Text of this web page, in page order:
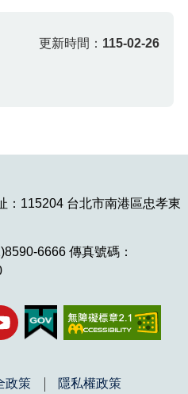
更新時間： 115-02-26
：115204 台北市南港區忠孝東
6666 傳真號碼：
政策 隱私權政策